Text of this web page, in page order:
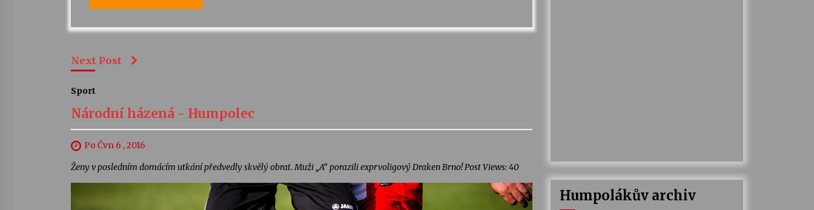
Next Post
Sport
Národní házená - Humpolec
Po Čvn 6 , 2016
Ženy v posledním domácím utkání předvedly skvělý obrat. Muži „A“ porazili exprvoligový Draken Brno! Post Views: 40
Humpolákův archiv